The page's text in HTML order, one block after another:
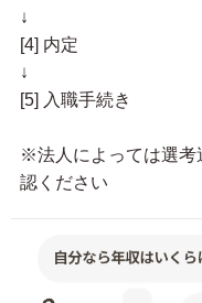
↓
[4] 内定
↓
[5] 入職手続き
※法人によっては選考
認ください